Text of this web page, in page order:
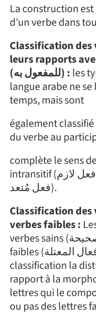
La construction
d’un verbe dans
Classification
leurs rapports
(للمفعول به) :les
langue arabe ne
temps, mais sont
également
complète le sens
intransitif (فعل لازم) et un verbe transitif (
فعل مُتعد).
Classification des
verbes faibles :
verbes sains (الأفعال الصحيحة) et verbes
faibles (الأفعال المعتلة), dans cette
classification la
rapport à la
lettres qui le
ou pas des lettres